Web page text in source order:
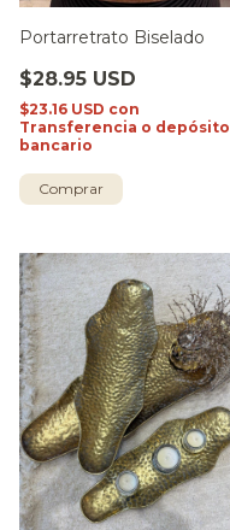
Portarretrato Biselado
$28.95 USD
$23.16 USD con
Transferencia o depósito
bancario
Comprar